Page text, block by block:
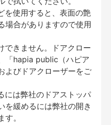
を使用すると、表面の艶
場合がありますので使用
きません。ドアクロー
「hapia public（ハピア
よびドアクローザーをご
には弊社のドアストッパ
を緩めるには弊社の開き
。